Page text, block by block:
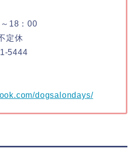
18：00
定休
5444
dogsalondays/